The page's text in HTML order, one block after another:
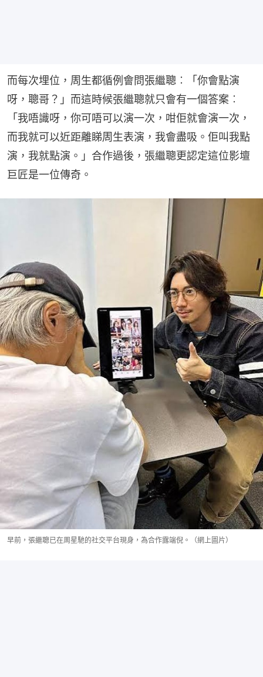
而每次埋位，周生都循例會問張繼聰︰「你會點演
呀，聰哥？」而這時候張繼聰就只會有一個答案︰
「我唔識呀，你可唔可以演一次，咁佢就會演一次，
而我就可以近距離睇周生表演，我會盡吸。佢叫我點
演，我就點演。」合作過後，張繼聰更認定這位影壇
巨匠是一位傳奇。
早前，張繼聰已在周星馳的社交平台現身，為合作露端倪。（網上圖片）